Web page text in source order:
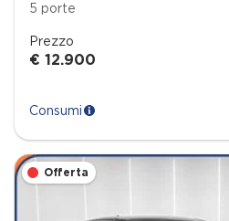
5 porte
Prezzo
€ 12.900
Consumi
Offerta